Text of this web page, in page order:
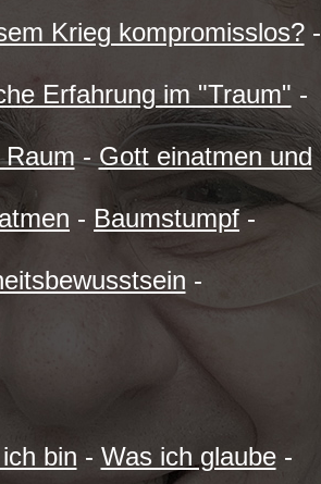
Krieg kompromisslos?-
Erfahrung im "Traum" -
- Gott einatmen und
- Baumstumpf-
-
bin - Was ich glaube-